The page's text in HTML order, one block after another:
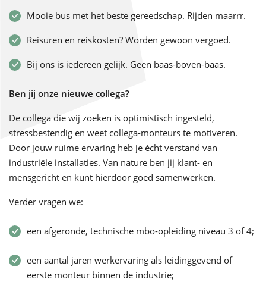
Mooie bus met het beste gereedschap. Rijden maarrr.
Reisuren en reiskosten? Worden gewoon vergoed.
Bij ons is iedereen gelijk. Geen baas-boven-baas.
Ben jij onze nieuwe collega?
De collega die wij zoeken is optimistisch ingesteld,
stressbestendig en weet collega-monteurs te motiveren.
Door jouw ruime ervaring heb je écht verstand van
industriële installaties. Van nature ben jij klant- en
mensgericht en kunt hierdoor goed samenwerken.
Verder vragen we:
een afgeronde, technische mbo-opleiding niveau 3 of 4;
een aantal jaren werkervaring als leidinggevend of
eerste monteur binnen de industrie;